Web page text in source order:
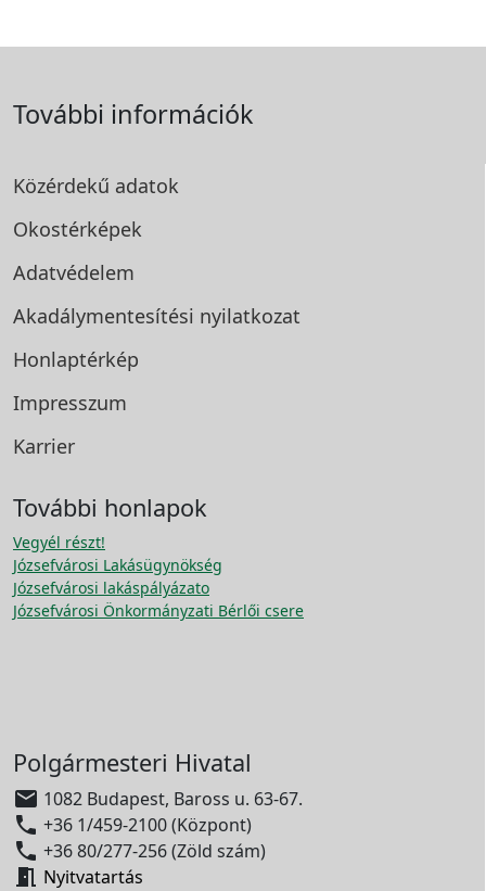
További információk
Közérdekű adatok
Okostérképek
Adatvédelem
Akadálymentesítési nyilatkozat
Honlaptérkép
Impresszum
Karrier
További honlapok
Vegyél részt!
Józsefvárosi Lakásügynökség
Józsefvárosi lakáspályázato
Józsefvárosi Önkormányzati Bérlői csere
Polgármesteri Hivatal
 1082 Budapest, Baross u. 63-67.
 +36 1/459-2100 (Központ)
 +36 80/277-256 (Zöld szám)
 Nyitvatartás